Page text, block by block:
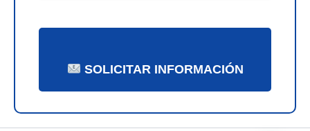
SOLICITAR INFORMACIÓN